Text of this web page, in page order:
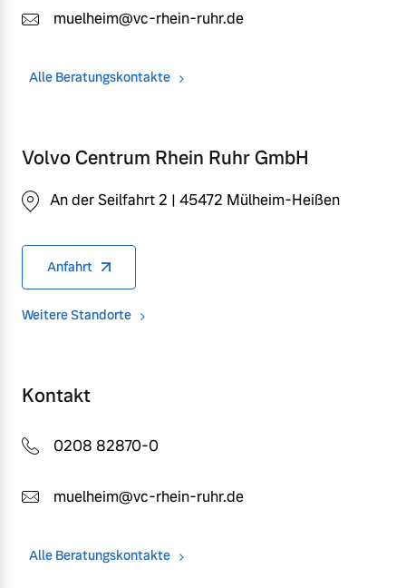
muelheim@vc-rhein-ruhr.de
Alle Beratungskontakte
Volvo Centrum Rhein Ruhr GmbH
An der Seilfahrt 2 | 45472 Mülheim-Heißen
Anfahrt
Weitere Standorte
Kontakt
0208 82870-0
muelheim@vc-rhein-ruhr.de
Alle Beratungskontakte